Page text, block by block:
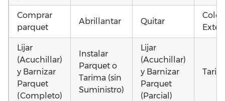
Comprar
parquet
Abrillantar Quitar
Lijar
(Acuchillar)
y Barnizar
Parquet
(Completo)
Instalar
Parquet o
Tarima (sin
Suministro)
Lijar
(Acuchillar)
y Barnizar
Parquet
(Parcial)